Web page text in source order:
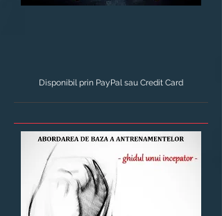
Disponibil prin PayPal sau Credit Card